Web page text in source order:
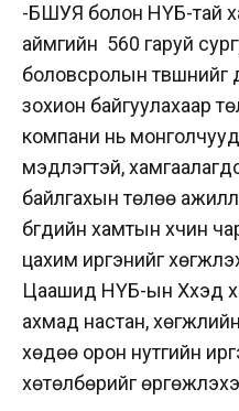
-БШУЯ болон НҮБ-тай
аймгийн 560 гаруй
боловсролын түвшнийг
зохион байгуулахаар
компани нь
мэдлэгтэй,
байлгахын төлөө
бүгдийн хамтын хүчин
цахим иргэнийг
Цаашид НҮБ-ын Хүүхэд
ахмад настан,
хөдөө орон нутгийн
хөтөлбөрийг